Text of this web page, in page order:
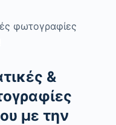
φωτογραφίες
&
με την